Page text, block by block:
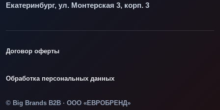
Екатеринбург, ул. Монтерская 3, корп. 3
Договор оферты
Обработка персональных данных
© Big Brands B2B · ООО «ЕВРОБРЕНД»